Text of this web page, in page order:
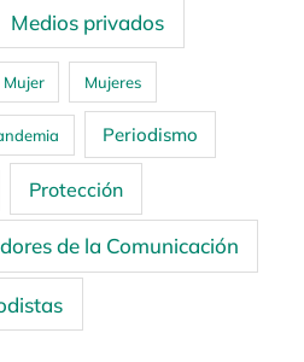
Medios privados
Mujer Mujeres
Periodismo
Protección
de la Comunicación